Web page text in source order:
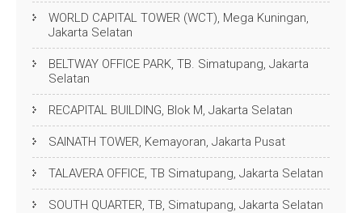
WORLD CAPITAL TOWER (WCT), Mega Kuningan,
Jakarta Selatan
BELTWAY OFFICE PARK, TB. Simatupang, Jakarta
Selatan
RECAPITAL BUILDING, Blok M, Jakarta Selatan
SAINATH TOWER, Kemayoran, Jakarta Pusat
TALAVERA OFFICE, TB Simatupang, Jakarta Selatan
SOUTH QUARTER, TB, Simatupang, Jakarta Selatan